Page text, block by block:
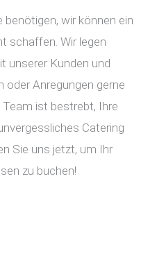
benötigen, wir können ein
schaffen. Wir legen
unserer Kunden und
oder Anregungen gerne
ist bestrebt, Ihre
Catering
Sie uns jetzt, um Ihr
zu buchen!